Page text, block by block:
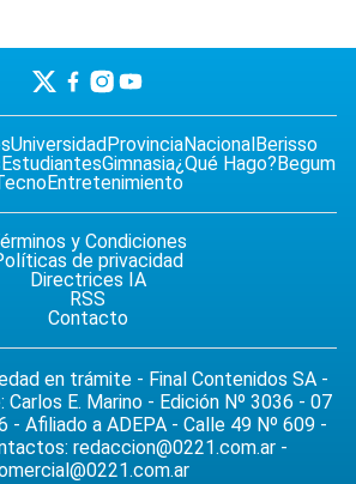
UniversidadProvinciaNacionalBerisso
EstudiantesGimnasia¿Qué Hago?Begum
Entretenimiento
y Condiciones
de privacidad
Directrices IA
RSS
Contacto
en trámite - Final Contenidos SA -
Carlos E. Marino - Edición Nº 3036 - 07
- Afiliado a ADEPA - Calle 49 Nº 609 -
redaccion@0221.com.ar -